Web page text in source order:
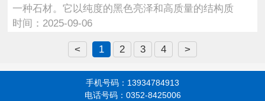
一种石材。它以纯度的黑色亮泽和高质量的结构质
感，被广泛···
时间：2025-09-06
< 1 2 3 4 >
手机号码：13934784913
电话号码：0352-8425006